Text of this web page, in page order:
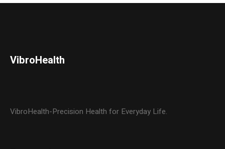
VibroHealth
VibroHealth-Precision Health for Everyday Life.